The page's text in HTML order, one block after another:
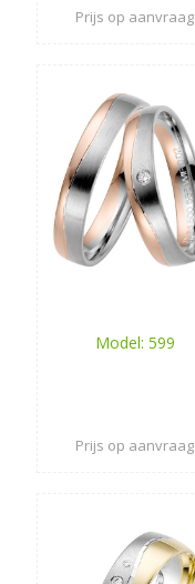
Prijs op aanvraag
Model: 599
Prijs op aanvraag